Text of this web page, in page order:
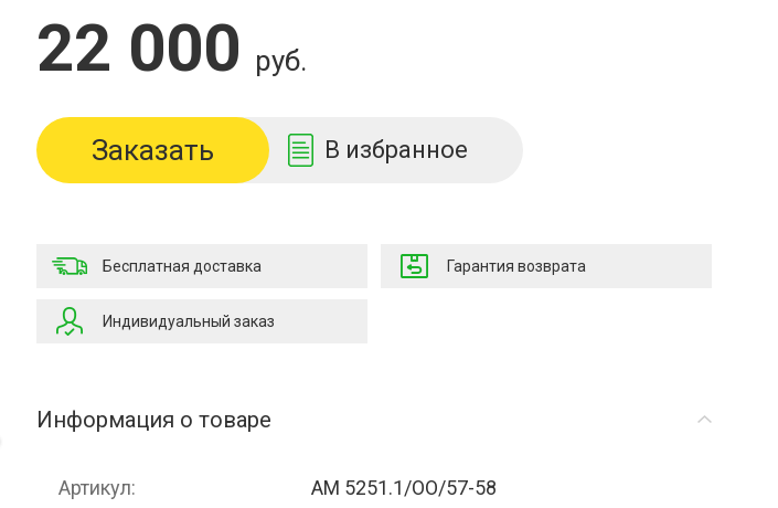
22 000 руб.
Заказать В избранное
Бесплатная доставка Гарантия возврата
Индивидуальный заказ
Информация о товаре
Артикул
АМ 5251.1/ОО/57-58